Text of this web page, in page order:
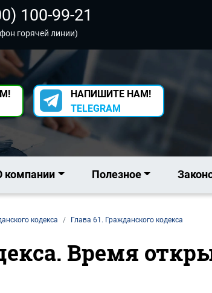
100-99-21
горячей линии)
НАПИШИТЕ НАМ!
TELEGRAM
компании Полезное
кодекса Глава 61. Гражданского кодекса
Время